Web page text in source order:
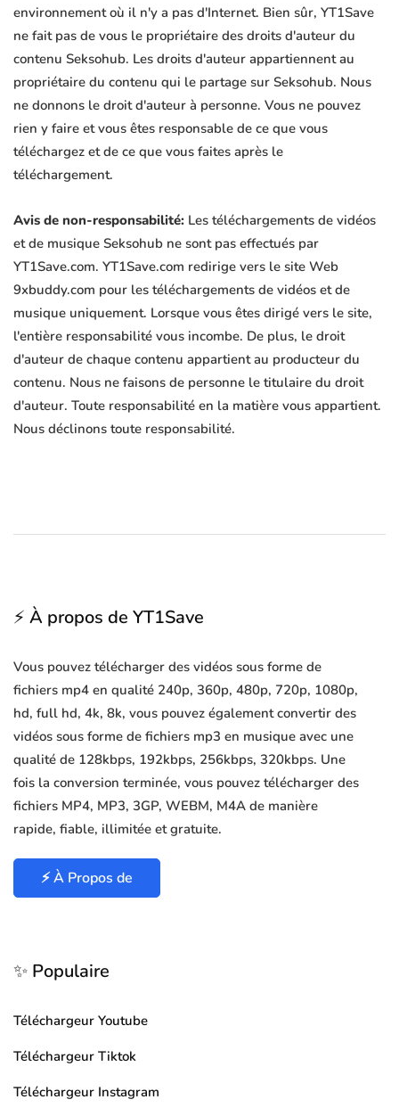
environnement où il n'y a pas d'Internet. Bien sûr, YT1Save
ne fait pas de vous le propriétaire des droits d'auteur du
contenu Seksohub. Les droits d'auteur appartiennent au
propriétaire du contenu qui le partage sur Seksohub. Nous
ne donnons le droit d'auteur à personne. Vous ne pouvez
rien y faire et vous êtes responsable de ce que vous
téléchargez et de ce que vous faites après le
téléchargement.
Avis de non-responsabilité: Les téléchargements de vidéos
et de musique Seksohub ne sont pas effectués par
YT1Save.com. YT1Save.com redirige vers le site Web
9xbuddy.com pour les téléchargements de vidéos et de
musique uniquement. Lorsque vous êtes dirigé vers le site,
l'entière responsabilité vous incombe. De plus, le droit
d'auteur de chaque contenu appartient au producteur du
contenu. Nous ne faisons de personne le titulaire du droit
d'auteur. Toute responsabilité en la matière vous appartient.
Nous déclinons toute responsabilité.
⚡ À propos de YT1Save
Vous pouvez télécharger des vidéos sous forme de
fichiers mp4 en qualité 240p, 360p, 480p, 720p, 1080p,
hd, full hd, 4k, 8k, vous pouvez également convertir des
vidéos sous forme de fichiers mp3 en musique avec une
qualité de 128kbps, 192kbps, 256kbps, 320kbps. Une
fois la conversion terminée, vous pouvez télécharger des
fichiers MP4, MP3, 3GP, WEBM, M4A de manière
rapide, fiable, illimitée et gratuite.
⚡ À Propos de
✨ Populaire
Téléchargeur Youtube
Téléchargeur Tiktok
Téléchargeur Instagram